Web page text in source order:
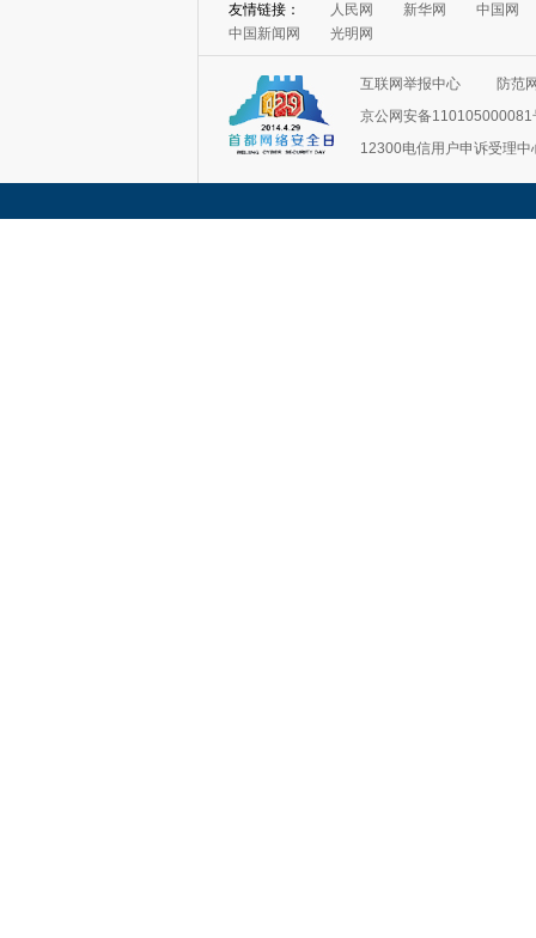
友情链接： 人民网 新华网
中国网
中国新闻网
光明网
互联网举报中心
防范
京公网安备110105000081
12300电信用户申诉受理中